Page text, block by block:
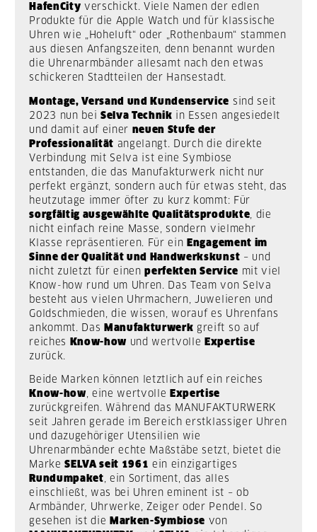
HafenCity verschickt. Viele Namen der edlen
Produkte für die Apple Watch und für klassische
Uhren wie „Hoheluft“ oder „Rothenbaum“ stammen
aus diesen Anfangszeiten, denn benannt wurden
die Uhrenarmbänder allesamt nach den etwas
schickeren Stadtteilen der Hansestadt.
Montage, Versand und Kundenservice sind seit
2023 nun bei Selva Technik in Essen angesiedelt
und damit auf einer neuen Stufe der
Professionalität angelangt. Durch die direkte
Verbindung mit Selva ist eine Symbiose
entstanden, die das Manufakturwerk nicht nur
perfekt ergänzt, sondern auch für etwas steht, das
heutzutage immer öfter zu kurz kommt: Für
sorgfältig ausgewählte Qualitätsprodukte , die
nicht einfach reine Masse, sondern vielmehr
Klasse repräsentieren. Für ein Engagement im
Sinne der Qualität und Handwerkskunst – und
nicht zuletzt für einenperfekten Service mit viel
Know-how rund um Uhren. Das Team von Selva
besteht aus vielen Uhrmachern, Juwelieren und
Goldschmieden, die wissen, worauf es Uhrenfans
ankommt. Das Manufakturwerk greift so auf
reiches
Know-how und wertvolle
Expertise
zurück.
Beide Marken können letztlich auf ein reiches
Know-how, eine wertvolle
Expertise
zurückgreifen. Während das MANUFAKTURWERK
seit Jahren gerade im Bereich erstklassiger Uhren
und dazugehöriger Utensilien wie
Uhrenarmbänder echte Maßstäbe setzt, bietet die
MarkeSELVA seit 1961 ein einzigartiges
Rundumpaket, ein Sortiment, das alles
einschließt, was bei Uhren eminent ist – ob
Armbänder, Uhrwerke, Zeiger oder Pendel. So
gesehen ist die Marken-Symbiose von